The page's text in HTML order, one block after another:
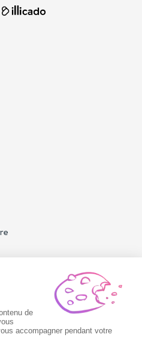
professionnels
lundi au vendredi de 9h à 18h